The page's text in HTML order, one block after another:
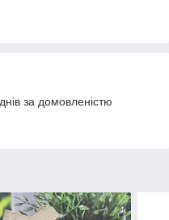
за домовленістю